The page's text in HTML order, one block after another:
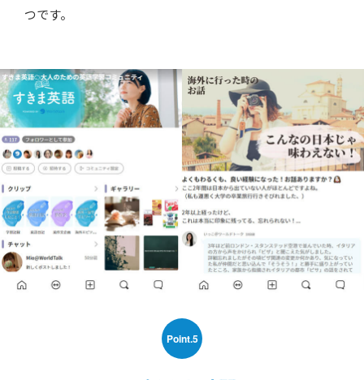
つです。
Point.5